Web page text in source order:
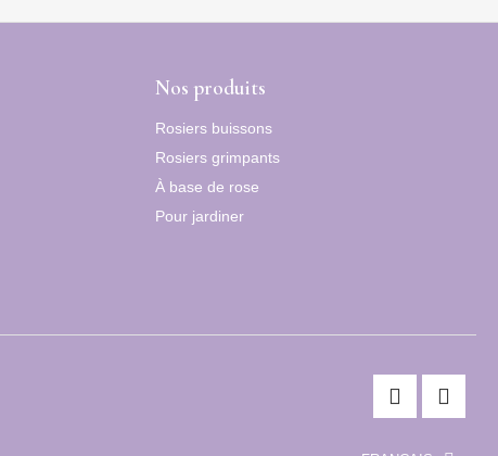
Nos produits
Rosiers buissons
Rosiers grimpants
À base de rose
Pour jardiner